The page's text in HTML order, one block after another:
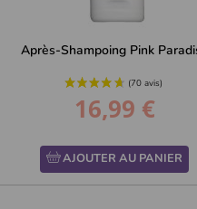
Après-Shampoing Pink
Prix
16,99 €
AJOUTER AU PANIER